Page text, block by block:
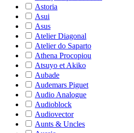
Astoria
Asui
Asus
Atelier Diagonal
Atelier do Saparto
Athena Procopiou
Atsuyo et Akiko
Aubade
Audemars Piguet
Audio Analogue
Audioblock
Audiovector
Aunts & Uncles